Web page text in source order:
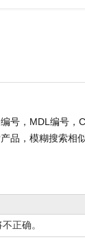
号， MDL 编号，
品，模糊搜索相似
正确。